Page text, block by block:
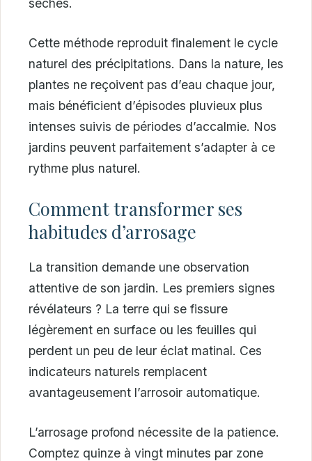
sèches.
Cette méthode reproduit finalement le cycle
naturel des précipitations. Dans la nature, les
plantes ne reçoivent pas d’eau chaque jour,
mais bénéficient d’épisodes pluvieux plus
intenses suivis de périodes d’accalmie. Nos
jardins peuvent parfaitement s’adapter à ce
rythme plus naturel.
Comment transformer ses
habitudes d’arrosage
La transition demande une observation
attentive de son jardin. Les premiers signes
révélateurs ? La terre qui se fissure
légèrement en surface ou les feuilles qui
perdent un peu de leur éclat matinal. Ces
indicateurs naturels remplacent
avantageusement l’arrosoir automatique.
L’arrosage profond nécessite de la patience.
Comptez quinze à vingt minutes par zone